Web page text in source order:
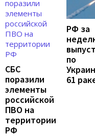
СБС
поразили
элементы
российской
ПВО на
территории
РФ
РФ за
по
61